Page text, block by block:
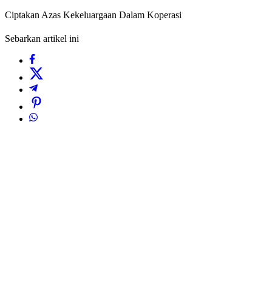
Ciptakan Azas Kekeluargaan Dalam Koperasi
Sebarkan artikel ini